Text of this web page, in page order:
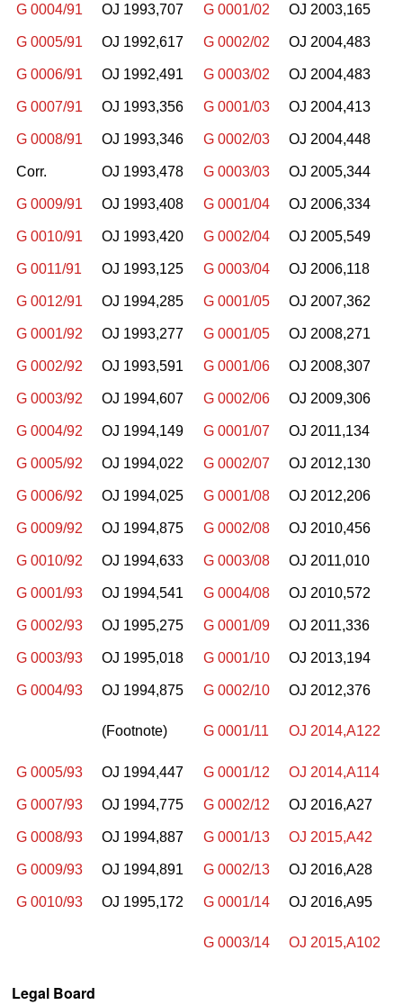
G 0004/91 OJ 1993,707 G 0001/02 OJ 2003,165
G 0005/91 OJ 1992,617 G 0002/02 OJ 2004,483
G 0006/91 OJ 1992,491 G 0003/02 OJ 2004,483
G 0007/91 OJ 1993,356 G 0001/03 OJ 2004,413
G 0008/91 OJ 1993,346 G 0002/03 OJ 2004,448
Corr. OJ 1993,478 G 0003/03 OJ 2005,344
G 0009/91 OJ 1993,408 G 0001/04 OJ 2006,334
G 0010/91 OJ 1993,420 G 0002/04 OJ 2005,549
G 0011/91 OJ 1993,125 G 0003/04 OJ 2006,118
G 0012/91 OJ 1994,285 G 0001/05 OJ 2007,362
G 0001/92 OJ 1993,277 G 0001/05 OJ 2008,271
G 0002/92 OJ 1993,591 G 0001/06 OJ 2008,307
G 0003/92 OJ 1994,607 G 0002/06 OJ 2009,306
G 0004/92 OJ 1994,149 G 0001/07 OJ 2011,134
G 0005/92 OJ 1994,022 G 0002/07 OJ 2012,130
G 0006/92 OJ 1994,025 G 0001/08 OJ 2012,206
G 0009/92 OJ 1994,875 G 0002/08 OJ 2010,456
G 0010/92 OJ 1994,633 G 0003/08 OJ 2011,010
G 0001/93 OJ 1994,541 G 0004/08 OJ 2010,572
G 0002/93 OJ 1995,275 G 0001/09 OJ 2011,336
G 0003/93 OJ 1995,018 G 0001/10 OJ 2013,194
G 0004/93 OJ 1994,875 G 0002/10 OJ 2012,376
(Footnote) G 0001/11 OJ 2014,A122
G 0005/93 OJ 1994,447 G 0001/12 OJ 2014,A114
G 0007/93 OJ 1994,775 G 0002/12 OJ 2016,A27
G 0008/93 OJ 1994,887 G 0001/13 OJ 2015,A42
G 0009/93 OJ 1994,891 G 0002/13 OJ 2016,A28
G 0010/93 OJ 1995,172 G 0001/14 OJ 2016,A95
G 0003/14 OJ 2015,A102
Legal Board